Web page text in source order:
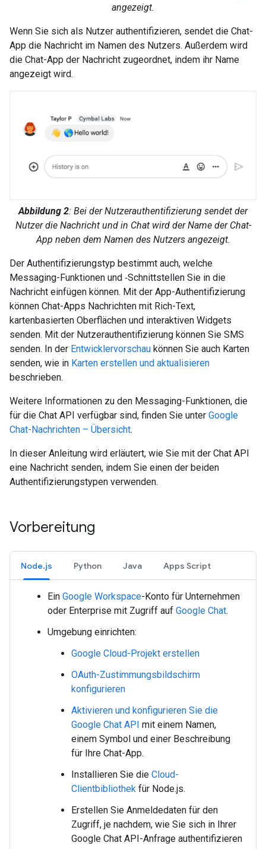
angezeigt.
Wenn Sie sich als Nutzer authentifizieren, sendet die Chat-
App die Nachricht im Namen des Nutzers. Außerdem wird
die Chat-App der Nachricht zugeordnet, indem ihr Name
angezeigt wird.
Abbildung 2: Bei der Nutzerauthentifizierung sendet der
Nutzer die Nachricht und in Chat wird der Name der Chat-
App neben dem Namen des Nutzers angezeigt.
Der Authentifizierungstyp bestimmt auch, welche
Messaging-Funktionen und ‑Schnittstellen Sie in die
Nachricht einfügen können. Mit der App-Authentifizierung
können Chat-Apps Nachrichten mit Rich-Text,
kartenbasierten Oberflächen und interaktiven Widgets
senden. Mit der Nutzerauthentifizierung können Sie SMS
senden. In der Entwicklervorschau können Sie auch Karten
senden, wie in Karten erstellen und aktualisieren
beschrieben.
Weitere Informationen zu den Messaging-Funktionen, die
für die Chat API verfügbar sind, finden Sie unter Google
Chat-Nachrichten – Übersicht.
In dieser Anleitung wird erläutert, wie Sie mit der Chat API
eine Nachricht senden, indem Sie einen der beiden
Authentifizierungstypen verwenden.
Vorbereitung
Node.js Python Java Apps Script
Ein Google Workspace-Konto für Unternehmen
oder Enterprise mit Zugriff auf Google Chat.
Umgebung einrichten:
Google Cloud-Projekt erstellen
OAuth-Zustimmungsbildschirm
konfigurieren
Aktivieren und konfigurieren Sie die
Google Chat API mit einem Namen,
einem Symbol und einer Beschreibung
für Ihre Chat-App.
Installieren Sie die Cloud-
Clientbibliothek für Node.js.
Erstellen Sie Anmeldedaten für den
Zugriff, je nachdem, wie Sie sich in Ihrer
Google Chat API-Anfrage authentifizieren